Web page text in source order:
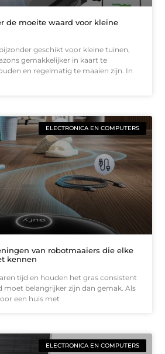
de moeite waard voor kleine
geschikt voor kleine tuinen,
gemakkelijker in kaart te
en regelmatig te maaien zijn. In
ELECTRONICA EN COMPUTERS
van robotmaaiers die elke
kennen
tijd en houden het gras consistent
moet belangrijker zijn dan gemak. Als
een huis met
ELECTRONICA EN COMPUTERS